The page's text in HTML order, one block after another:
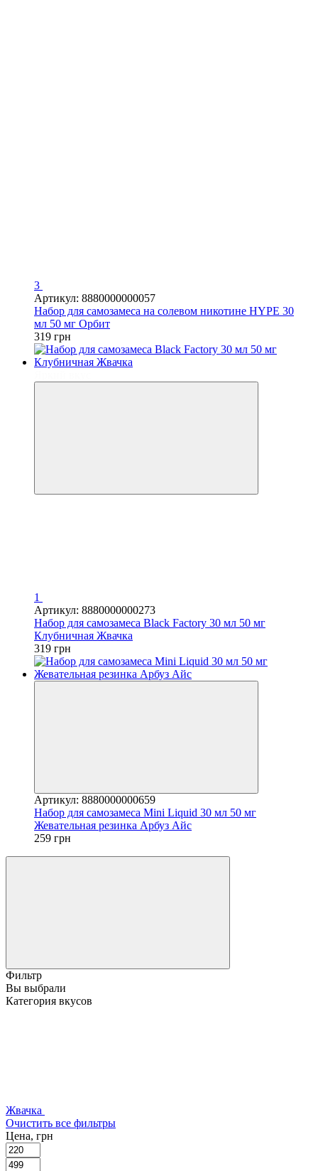
3
Артикул: 8880000000057
Набор для самозамеса на солевом никотине HYPE 30
мл 50 мг Орбит
319 грн
1
Артикул: 8880000000273
Набор для самозамеса Black Factory 30 мл 50 мг
Клубничная Жвачка
319 грн
Артикул: 8880000000659
Набор для самозамеса Mini Liquid 30 мл 50 мг
Жевательная резинка Арбуз Айс
259 грн
Фильтр
Вы выбрали
Категория вкусов
Жвачка
Очистить все фильтры
Цена, грн